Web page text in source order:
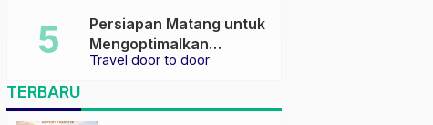
Travel door to door
Persiapan Matang untuk
Mengoptimalkan
Pengalaman Travel
TERBARU